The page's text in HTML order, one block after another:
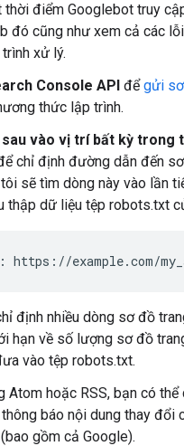
thời điểm Googlebot truy
đó cũng như xem cả các
xử lý.
Console API đểgửi
thức lập trình.
sau vào vị trí bất kỳ trong
chỉ định đường dẫn đến
sẽ tìm dòng này vào lần
thập dữ liệu tệp robots.txt
https://example.com/
định nhiều dòng sơ đồ
hạn về số lượng sơ đồ
vào tệp robots.txt.
Atom hoặc RSS, bạn có thể
báo nội dung thay đổi
gồm cả Google).